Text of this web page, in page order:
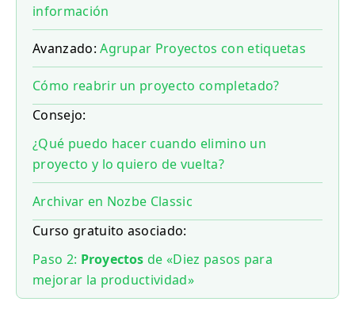
información
Avanzado:Agrupar Proyectos con etiquetas
Cómo reabrir un proyecto completado?
Consejo:
¿Qué puedo hacer cuando elimino un
proyecto y lo quiero de vuelta?
Archivar en Nozbe Classic
Curso gratuito asociado:
Paso 2: Proyectos de «Diez pasos para
mejorar la productividad»